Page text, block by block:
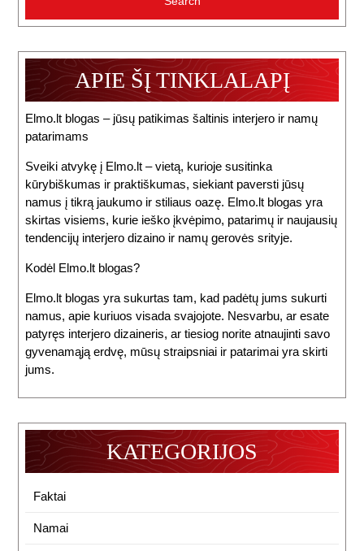
APIE ŠĮ TINKLALAPĮ
Elmo.lt blogas – jūsų patikimas šaltinis interjero ir namų
patarimams
Sveiki atvykę į Elmo.lt – vietą, kurioje susitinka
kūrybiškumas ir praktiškumas, siekiant paversti jūsų
namus į tikrą jaukumo ir stiliaus oazę. Elmo.lt blogas yra
skirtas visiems, kurie ieško įkvėpimo, patarimų ir naujausių
tendencijų interjero dizaino ir namų gerovės srityje.
Kodėl Elmo.lt blogas?
Elmo.lt blogas yra sukurtas tam, kad padėtų jums sukurti
namus, apie kuriuos visada svajojote. Nesvarbu, ar esate
patyręs interjero dizaineris, ar tiesiog norite atnaujinti savo
gyvenamąją erdvę, mūsų straipsniai ir patarimai yra skirti
jums.
KATEGORIJOS
Faktai
Namai